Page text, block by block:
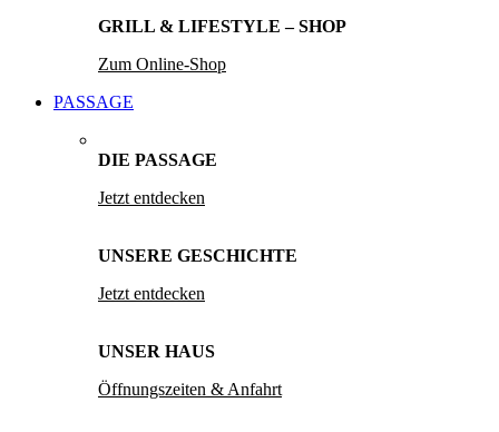
GRILL & LIFESTYLE – SHOP
Zum Online-Shop
PASSAGE
DIE PASSAGE
Jetzt entdecken
UNSERE GESCHICHTE
Jetzt entdecken
UNSER HAUS
Öffnungszeiten & Anfahrt